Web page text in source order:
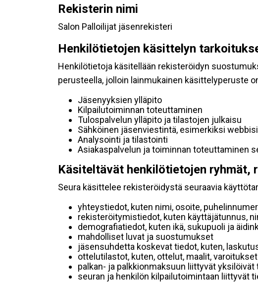
Rekisterin nimi
Salon Palloilijat jäsenrekisteri
Henkilötietojen käsittelyn
Henkilötietoja käsitellään rekisteröidyn
perusteella, jolloin lainmukainen käsittelyperuste
Jäsenyyksien ylläpito
Kilpailutoiminnan toteuttaminen
Tulospalvelun ylläpito ja tilastojen julkaisu
Sähköinen jäsenviestintä, esimerkiksi
Analysointi ja tilastointi
Asiakaspalvelun ja toiminnan toteuttaminen
Käsiteltävät henkilötietojen ryhmät,
Seura käsittelee rekisteröidystä seuraavia
yhteystiedot, kuten nimi, osoite,
rekisteröitymistiedot, kuten käyttäjätunnus,
demografiatiedot, kuten ikä, sukupuoli ja
mahdolliset luvat ja suostumukset
jäsensuhdetta koskevat tiedot, kuten,
ottelutilastot, kuten, ottelut, maalit,
palkan- ja palkkionmaksuun liittyvät
seuran ja henkilön kilpailutoimintaan liittyvät